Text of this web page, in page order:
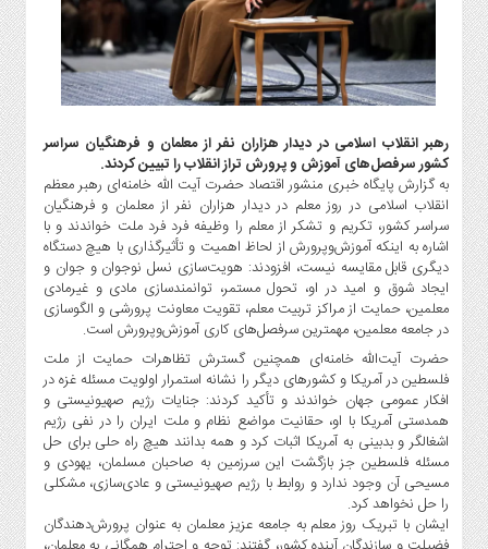
پتروشیمی
و
خودرو
آپ
و
فن
آوری
بانک
،
بیمه
و
ارز
دیجیتال
کشاورزی
و
صنایع
غذایی
سیاسی
و
رهبر انقلاب اسلامی در دیدار هزاران نفر از معلمان و فرهنگیان سراسر
کشور سرفصل‌های آموزش و پرورش تراز انقلاب را تبیین کردند.
به گزارش پایگاه خبری منشور اقتصاد حضرت آیت الله خامنه‌ای رهبر معظم
انقلاب اسلامی در روز معلم در دیدار هزاران نفر از معلمان و فرهنگیان
سراسر کشور، تکریم و تشکر از معلم را وظیفه فرد فرد ملت خواندند و با
اشاره به اینکه آموزش‌وپرورش از لحاظ اهمیت و تأثیرگذاری با هیچ دستگاه
دیگری قابل مقایسه نیست، افزودند: هویت‌سازی نسل نوجوان و جوان و
ایجاد شوق و امید در او، تحول مستمر، توانمندسازی مادی و غیرمادی
معلمین، حمایت از مراکز تربیت معلم، تقویت معاونت پرورشی و الگوسازی
در جامعه معلمین، مهمترین سرفصل‌های کاری آموزش‌وپرورش است.
حضرت آیت‌الله خامنه‌ای همچنین گسترش تظاهرات حمایت از ملت
فلسطین در آمریکا و کشورهای دیگر را نشانه استمرار اولویت مسئله غزه در
افکار عمومی جهان خواندند و تأکید کردند: جنایات رژیم صهیونیستی و
همدستی آمریکا با او، حقانیت مواضع نظام و ملت ایران را در نفی رژیم
اشغالگر و بدبینی به آمریکا اثبات کرد و همه بدانند هیچ راه حلی برای حل
مسئله فلسطین جز بازگشت این سرزمین به صاحبان مسلمان، یهودی و
مسیحی آن وجود ندارد و روابط با رژیم صهیونیستی و عادی‌سازی، مشکلی
را حل نخواهد کرد.
ایشان با تبریک روز معلم به جامعه عزیز معلمان به عنوان پرورش‌دهندگان